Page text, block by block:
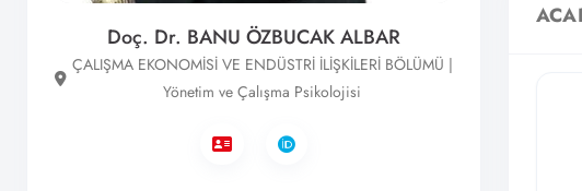
Doç. Dr. BANU ÖZBUCAK ALBAR
ÇALIŞMA EKONOMİSİ VE ENDÜSTRİ İLİŞKİLERİ BÖLÜMÜ |
Yönetim ve Çalışma Psikolojisi